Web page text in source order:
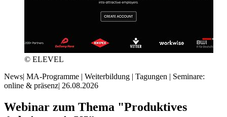
© ELEVEL
News| MA-Programme | Weiterbildung | Tagungen | Seminare:
online & präsenz| 26.08.2026
Webinar zum Thema "Produktives